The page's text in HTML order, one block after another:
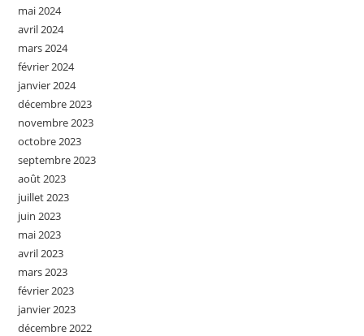
mai 2024
avril 2024
mars 2024
février 2024
janvier 2024
décembre 2023
novembre 2023
octobre 2023
septembre 2023
août 2023
juillet 2023
juin 2023
mai 2023
avril 2023
mars 2023
février 2023
janvier 2023
décembre 2022